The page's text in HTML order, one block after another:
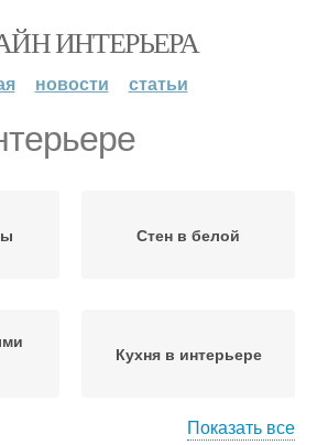
ИНТЕРЬЕРА
новости статьи
Стен в белой
Кухня в интерьере
Показать все